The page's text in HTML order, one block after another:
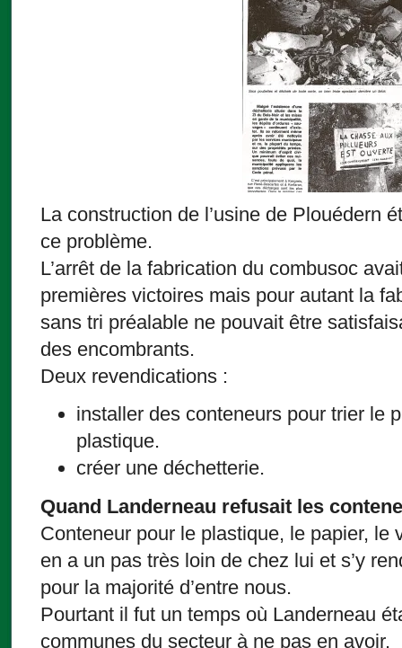
La construction de l’usine de Plouédern
ce problème.
L’arrêt de la fabrication du combusoc
premières victoires mais pour autant la
sans tri préalable ne pouvait être
des encombrants.
Deux revendications :
installer des conteneurs pour trier le
plastique.
créer une déchetterie.
Quand Landerneau refusait les
Conteneur pour le plastique, le papier,
en a un pas très loin de chez lui et s’y
pour la majorité d’entre nous.
Pourtant il fut un temps où Landerneau
communes du secteur à ne pas en avoir.